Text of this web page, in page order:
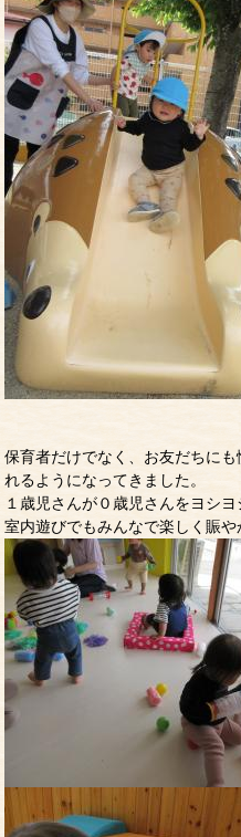
保育者だけでなく、お友だちに
れるようになってきました。
１歳児さんが０歳児さんをヨシ
室内遊びでもみんなで楽しく賑や